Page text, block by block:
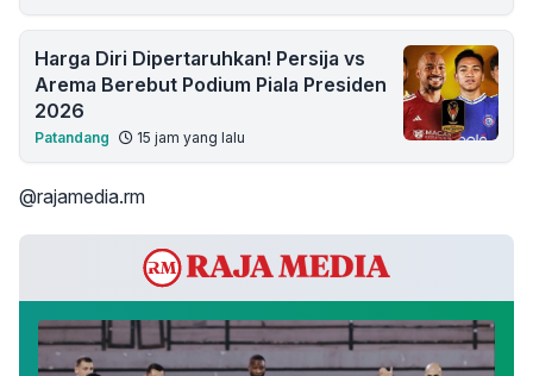
Harga Diri Dipertaruhkan! Persija vs
Arema Berebut Podium Piala Presiden
2026
Patandang 15 jam yang lalu
@rajamedia.rm